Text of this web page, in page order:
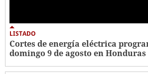
LISTADO
Cortes de energía eléctrica
domingo 9 de agosto en Honduras